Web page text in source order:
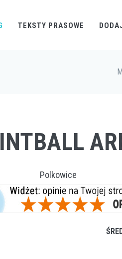
TEKSTY PRASOWE
Polkowice